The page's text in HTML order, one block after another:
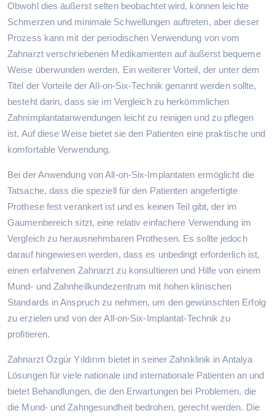
Obwohl dies äußerst selten beobachtet wird, können leichte
Schmerzen und minimale Schwellungen auftreten, aber dieser
Prozess kann mit der periodischen Verwendung von vom
Zahnarzt verschriebenen Medikamenten auf äußerst bequeme
Weise überwunden werden. Ein weiterer Vorteil, der unter dem
Titel der Vorteile der All-on-Six-Technik genannt werden sollte,
besteht darin, dass sie im Vergleich zu herkömmlichen
Zahnimplantatanwendungen leicht zu reinigen und zu pflegen
ist. Auf diese Weise bietet sie den Patienten eine praktische und
komfortable Verwendung.
Bei der Anwendung von All-on-Six-Implantaten ermöglicht die
Tatsache, dass die speziell für den Patienten angefertigte
Prothese fest verankert ist und es keinen Teil gibt, der im
Gaumenbereich sitzt, eine relativ einfachere Verwendung im
Vergleich zu herausnehmbaren Prothesen. Es sollte jedoch
darauf hingewiesen werden, dass es unbedingt erforderlich ist,
einen erfahrenen Zahnarzt zu konsultieren und Hilfe von einem
Mund- und Zahnheilkundezentrum mit hohen klinischen
Standards in Anspruch zu nehmen, um den gewünschten Erfolg
zu erzielen und von der All-on-Six-Implantat-Technik zu
profitieren.
Zahnarzt Özgür Yıldırım bietet in seiner Zahnklinik in Antalya
Lösungen für viele nationale und internationale Patienten an und
bietet Behandlungen, die den Erwartungen bei Problemen, die
die Mund- und Zahngesundheit bedrohen, gerecht werden. Die